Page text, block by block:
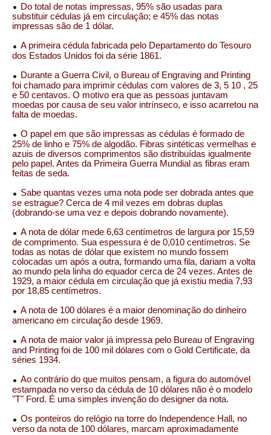
Do total de notas impressas, 95% são usadas para
substituir cédulas já em circulação; e 45% das notas
impressas são de 1 dólar.
A primeira cédula fabricada pelo Departamento do Tesouro
dos Estados Unidos foi da série 1861.
Durante a Guerra Civil, o Bureau of Engraving and Printing
foi chamado para imprimir cédulas com valores de 3, 5 10 , 25
e 50 centavos. O motivo era que as pessoas juntavam
moedas por causa de seu valor intrínseco, e isso acarretou na
falta de moedas.
O papel em que são impressas as cédulas é formado de
25% de linho e 75% de algodão. Fibras sintéticas vermelhas e
azuis de diversos comprimentos são distribuídas igualmente
pelo papel. Antes da Primeira Guerra Mundial as fibras eram
feitas de seda.
Sabe quantas vezes uma nota pode ser dobrada antes que
se estrague? Cerca de 4 mil vezes em dobras duplas
(dobrando-se uma vez e depois dobrando novamente).
A nota de dólar mede 6,63 centímetros de largura por 15,59
de comprimento. Sua espessura é de 0,010 centímetros. Se
todas as notas de dólar que existem no mundo fossem
colocadas um após a outra, formando uma fila, dariam a volta
ao mundo pela linha do equador cerca de 24 vezes. Antes de
1929, a maior cédula em circulação que já existiu media 7,93
por 18,85 centímetros.
A nota de 100 dólares é a maior denominação do dinheiro
americano em circulação desde 1969.
A nota de maior valor já impressa pelo Bureau of Engraving
and Printing foi de 100 mil dólares com o Gold Certificate, da
séries 1934.
Ao contrário do que muitos pensam, a figura do automóvel
estampada no verso da cédula de 10 dólares não é o modelo
"T" Ford. É uma simples invenção do designer da nota.
Os ponteiros do relógio na torre do Independence Hall, no
verso da nota de 100 dólares, marcam aproximadamente